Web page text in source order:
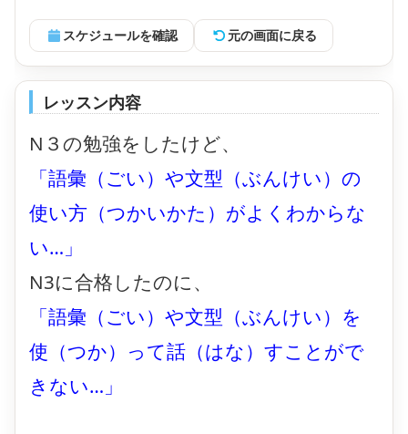
スケジュールを確認 元の画面に戻る
レッスン内容
N３の勉強をしたけど、
「語彙（ごい）や文型（ぶんけい）の
使い方（つかいかた）がよくわからな
い…」
N3に合格したのに、
「語彙（ごい）や文型（ぶんけい）を
使（つか）って話（はな）すことがで
きない…」